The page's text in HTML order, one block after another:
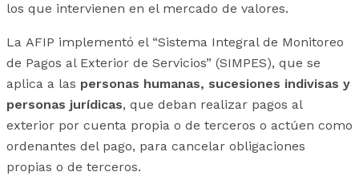
los que intervienen en el mercado de valores.
La AFIP implementó el “Sistema Integral de Monitoreo
de Pagos al Exterior de Servicios” (SIMPES), que se
aplica a las personas humanas, sucesiones indivisas y
personas jurídicas, que deban realizar pagos al
exterior por cuenta propia o de terceros o actúen como
ordenantes del pago, para cancelar obligaciones
propias o de terceros.